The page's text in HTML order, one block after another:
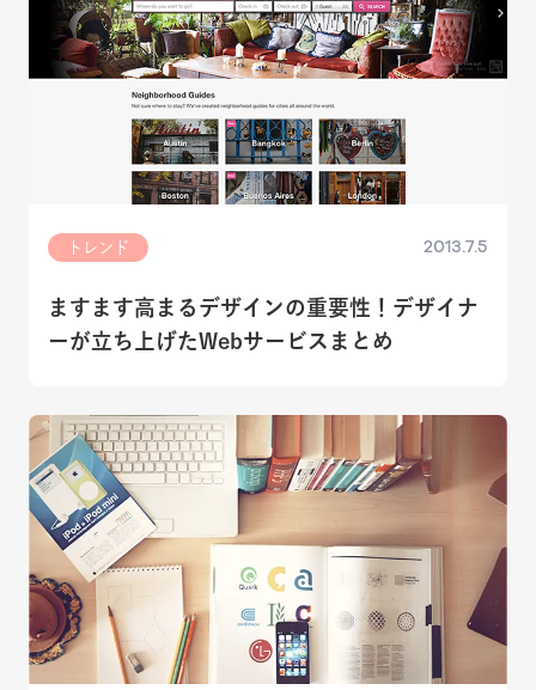
トレンド 2013.7.5
ますます高まるデザインの重要性！デザイナ
ーが立ち上げたWebサービスまとめ